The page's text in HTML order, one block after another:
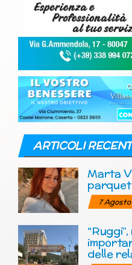
ARTICOLI
Marta
parquet
7
delle